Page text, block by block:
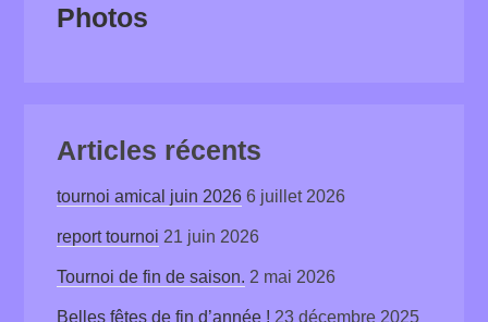
Photos
Articles récents
tournoi amical juin 2026 6 juillet 2026
report tournoi 21 juin 2026
Tournoi de fin de saison. 2 mai 2026
Belles fêtes de fin d’année ! 23 décembre 2025